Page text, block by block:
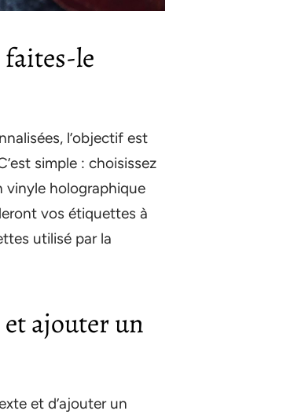
le
l’objectif est
simple : choisissez
vinyle holographique
vos étiquettes à
utilisé par la
ajouter un
et d’ajouter un